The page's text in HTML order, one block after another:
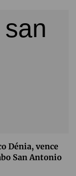
Dénia, vence
San Antonio